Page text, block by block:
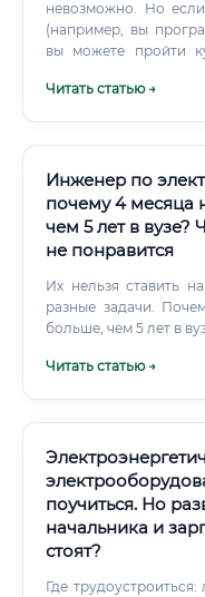
невозможно. Но
(например, вы
вы можете пройти
Читать статью →
Инженер по
почему 4 месяца
чем 5 лет в вузе?
не понравится
Их нельзя ставить
разные задачи.
больше, чем 5 лет в
Читать статью →
поучиться. Но
начальника и
стоят?
Где